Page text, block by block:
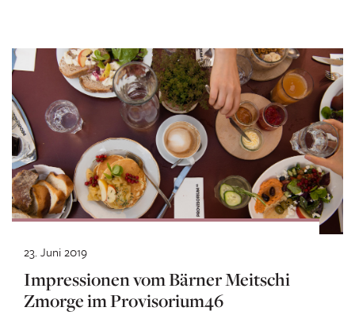
Impressionen vom Bärner Meitschi
Zmorge im Provisorium46
23. Juni 2019